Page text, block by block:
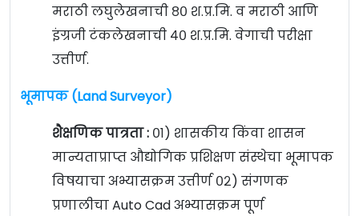
मराठी लघुलेखनाची ८० श.प्र.मि. व मराठी आणि
इंग्रजी टंकलेखनाची ४० श.प्र.मि. वेगाची परीक्षा
उत्तीर्ण.
भूमापक (Land Surveyor)
शैक्षणिक पात्रता : ०१) शासकीय किंवा शासन
मान्यताप्राप्त औद्योगिक प्रशिक्षण संस्थेचा भूमापक
विषयाचा अभ्यासक्रम उत्तीर्ण ०२) संगणक
प्रणालीचा Auto Cad अभ्यासक्रम पूर्ण